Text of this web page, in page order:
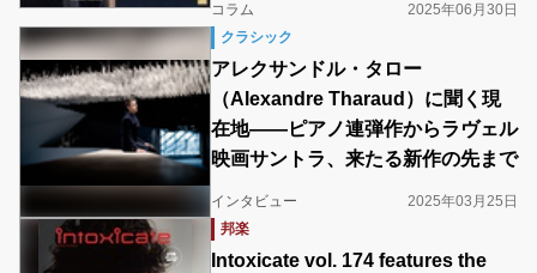
コラム
2025年06月30日
クラシック
アレクサンドル・タロー
（Alexandre Tharaud）に聞く現
在地――ピアノ連弾作からラヴェル
映画サントラ、来たる新作の先まで
インタビュー
2025年03月25日
邦楽
Intoxicate vol. 174 features the